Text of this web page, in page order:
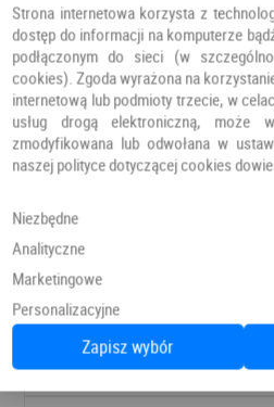
Dodaj do
Strona internetowa korzysta z
dostęp do informacji na komputerze
podłączonym do sieci (w
cookies). Zgoda wyrażona na
internetową lub podmioty trzecie, w
usług drogą elektroniczną, może
zmodyfikowana lub odwołana w
naszej polityce dotyczącej cookies
Niezbędne
Analityczne
Marketingowe
Personalizacyjne
Zapisz wybór